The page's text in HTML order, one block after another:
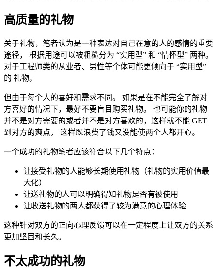
高质量的礼物
关于礼物，笔者认为是一种表达对自己在意的人的感情的重要
途径， 根据用途可以被粗糙分为 “实用型” 和 “情怀型” 两种。
对于工程师类的从业者、男性等个体可能更倾向于 “实用型”
的 礼物。
但由于每个人的喜好和需求不同。 如果是在不能完全了解对
方喜好的情况下，最好不要盲目购买礼物。 也可能你的礼物
并不是对方需要的或者并不是对方喜欢的，这样就不能 GET
到对方的爽点， 这样既浪费了钱又没能使两个人都开心。
一个成功的礼物笔者应该符合以下几个特点：
让接受礼物的人能够长期使用礼物（礼物的实用价值最
大化）
让送礼物的人可以明确得知礼物是否有被使用
让收送礼物的两人都获得了较为满意的心理体验
这种针对双方的正向心理反馈可以在一定程度上让双方的关系
更加坚固和长久。
不太成功的礼物